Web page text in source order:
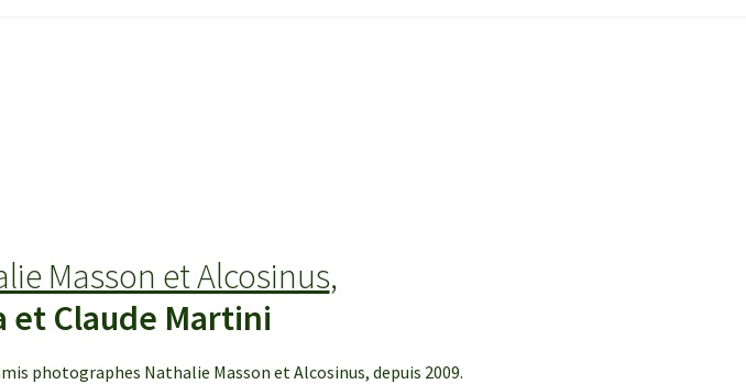
Masson et Alcosinus,
et Claude Martini
photographes Nathalie Masson et Alcosinus, depuis 2009.